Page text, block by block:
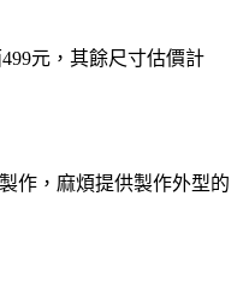
元，其餘尺寸估價計
作，麻煩提供製作外型的